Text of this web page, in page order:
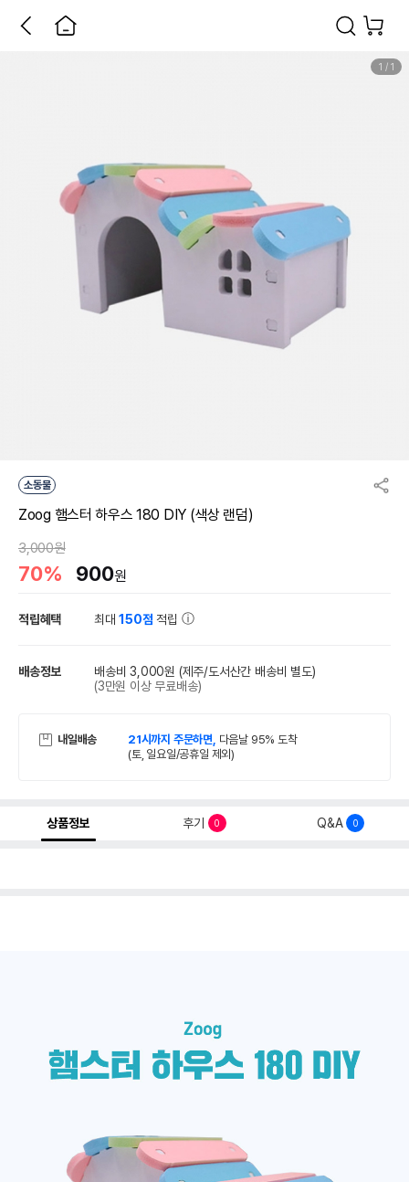
1 / 1
소동물
Zoog 햄스터 하우스 180 DIY (색상 랜덤)
3,000원
70% 900원
적립혜택 최대150점 적립
배송정보 배송비 3,000원 (제주/도서산간 배송비 별도)
(3만원 이상 무료배송)
내일배송 21시까지 주문하면, 다음날 95% 도착
(토, 일요일/공휴일 제외)
상품정보 후기 0 Q&A 0